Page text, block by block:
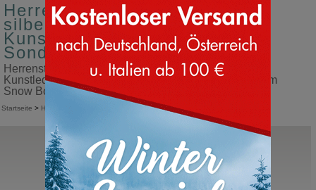
Herrenstiefel Größe 44 Farbe
silber Obermaterial aus
Kunstleder und Cordura im
Sonderangebot
Herrenstiefel Größe 44 Farbe silber Obermaterial aus
Kunstleder und Cordura im Sonderangebot in unserem
Snow Boots Online Shop kaufen
Startseite > Herren
Moon Boot®
MB Moon247 Polar WP
Apre Ski